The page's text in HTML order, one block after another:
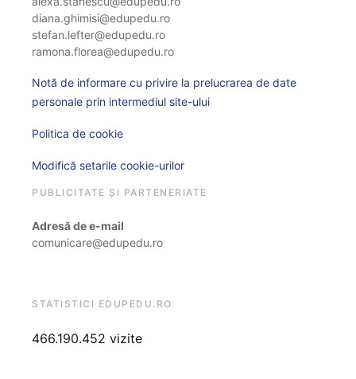
diana.ghimisi@edupedu.ro
stefan.lefter@edupedu.ro
ramona.florea@edupedu.ro
Notă de informare cu privire la prelucrarea de date
personale prin intermediul site-ului
Politica de cookie
Modifică setarile cookie-urilor
PUBLICITATE ȘI PARTENERIATE
Adresă de e-mail
comunicare@edupedu.ro
STATISTICI EDUPEDU.RO
466.190.452 vizite